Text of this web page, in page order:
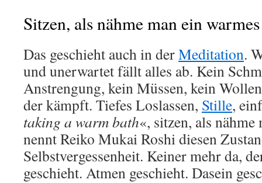
Sitzen, als nähme man ein
Das geschieht auch in derMeditation.
und unerwartet fällt alles ab. Kein
Anstrengung, kein Müssen, kein
der kämpft. Tiefes Loslassen, Stille,
taking a warm bath«, sitzen, als
nennt Reiko Mukai Roshi diesen
Selbstvergessenheit. Keiner mehr da,
geschieht. Atmen geschieht. Dasein